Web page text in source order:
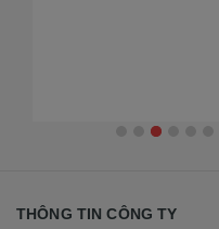
THÔNG TIN CÔNG TY